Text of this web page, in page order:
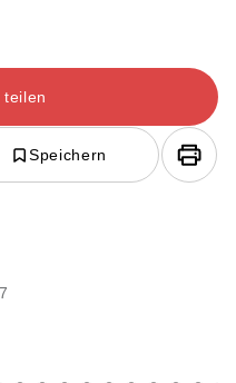
teilen
Speichern